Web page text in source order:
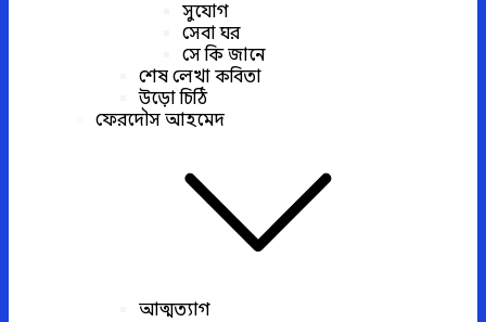
সুযোগ
সেবা ঘর
সে কি জানে
শেষ লেখা কবিতা
উড়ো চিঠি
ফেরদৌস আহমেদ
আত্মত্যাগ